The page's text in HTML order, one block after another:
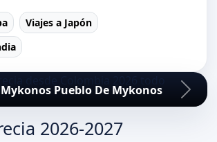
Viajes a Japón
Pueblo De Mykonos
2026-2027